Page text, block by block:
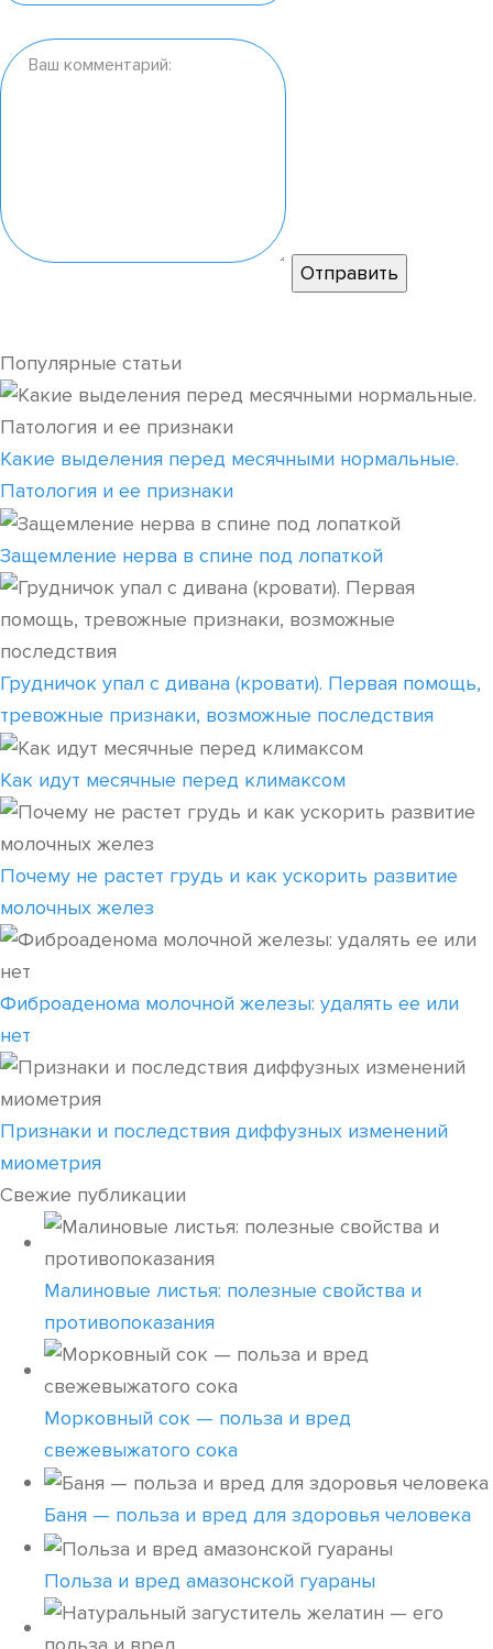
Популярные статьи
Какие выделения перед месячными нормальные.
Патология и ее признаки
Защемление нерва в спине под лопаткой
Грудничок упал с дивана (кровати). Первая помощь,
тревожные признаки, возможные последствия
Как идут месячные перед климаксом
Почему не растет грудь и как ускорить развитие
молочных желез
Фиброаденома молочной железы: удалять ее или
нет
Признаки и последствия диффузных изменений
миометрия
Свежие публикации
Малиновые листья: полезные свойства и
противопоказания
Морковный сок — польза и вред
свежевыжатого сока
Баня — польза и вред для здоровья человека
Польза и вред амазонской гуараны